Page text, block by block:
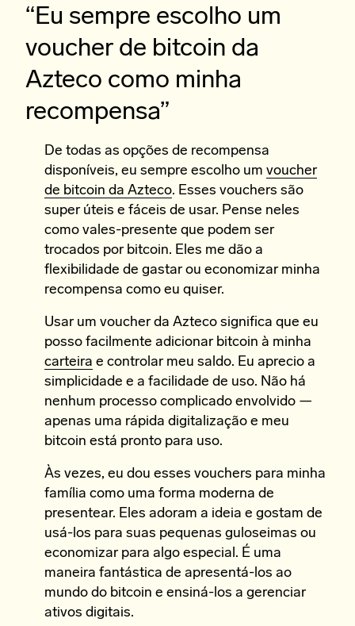
“Eu sempre escolho um
voucher de bitcoin da
Azteco como minha
recompensa”
De todas as opções de recompensa
disponíveis, eu sempre escolho um voucher
de bitcoin da Azteco. Esses vouchers são
super úteis e fáceis de usar. Pense neles
como vales-presente que podem ser
trocados por bitcoin. Eles me dão a
flexibilidade de gastar ou economizar minha
recompensa como eu quiser.
Usar um voucher da Azteco significa que eu
posso facilmente adicionar bitcoin à minha
carteira e controlar meu saldo. Eu aprecio a
simplicidade e a facilidade de uso. Não há
nenhum processo complicado envolvido —
apenas uma rápida digitalização e meu
bitcoin está pronto para uso.
Às vezes, eu dou esses vouchers para minha
família como uma forma moderna de
presentear. Eles adoram a ideia e gostam de
usá-los para suas pequenas guloseimas ou
economizar para algo especial. É uma
maneira fantástica de apresentá-los ao
mundo do bitcoin e ensiná-los a gerenciar
ativos digitais.